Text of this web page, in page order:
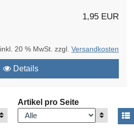
1,95 EUR
inkl. 20 % MwSt. zzgl. Versandkosten
Details
Anzeigen
Artikel pro Seite
Anzeigen